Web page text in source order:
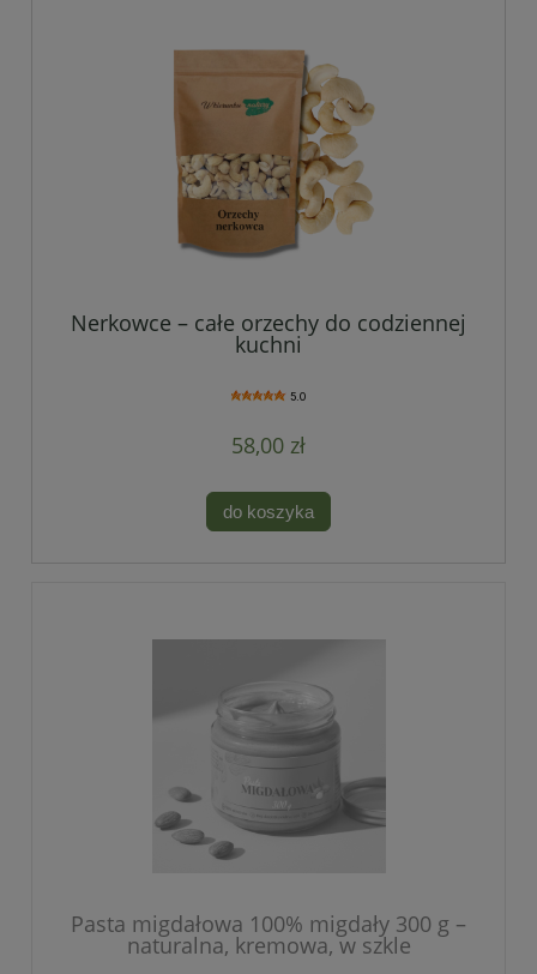
Nerkowce – całe orzechy do codziennej
kuchni
5.0
58,00 zł
do koszyka
Pasta migdałowa 100% migdały 300 g –
naturalna, kremowa, w szkle